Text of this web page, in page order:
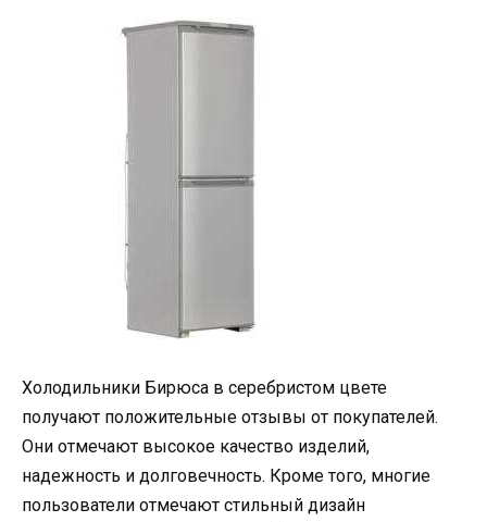
Холодильники Бирюса в серебристом цвете
получают положительные отзывы от покупателей.
Они отмечают высокое качество изделий,
надежность и долговечность. Кроме того, многие
пользователи отмечают стильный дизайн